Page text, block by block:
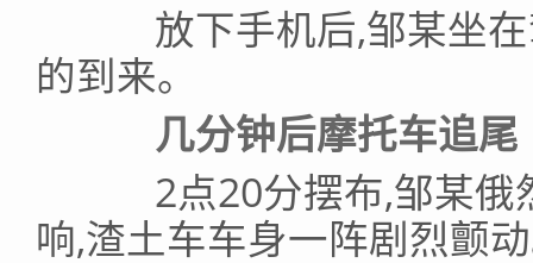
放下手机后,邹某坐在
的到来。
几分钟后摩托车追尾
2点20分摆布,邹某俄
响,渣土车车身一阵剧烈颤